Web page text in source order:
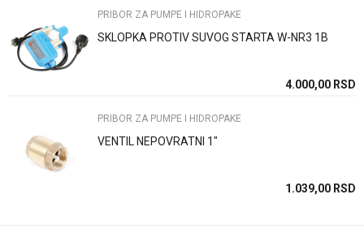
Anti-spam zaštita - izračunajte koliko je 9 - 4 :
PRIBOR ZA PUMPE I HIDROPAKE
SKLOPKA PROTIV SUVOG STARTA W-NR3 1B
4.000,00 RSD
PRIBOR ZA PUMPE I HIDROPAKE
VENTIL NEPOVRATNI 1"
1.039,00 RSD